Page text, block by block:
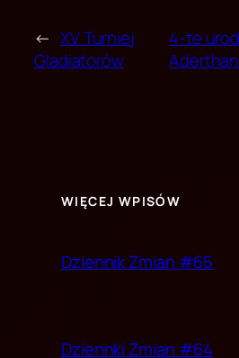
← XV Turniej
Gladiatorów
4-te
WIĘCEJ WPISÓW
Dziennik Zmian #65
Dziennki Zmian #64